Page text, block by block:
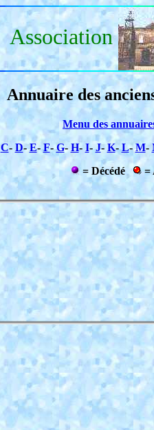
Association
Annuaire des
Menu des
C- D-E-F-G- H- I-J- K-L-M-
= Décédé
=